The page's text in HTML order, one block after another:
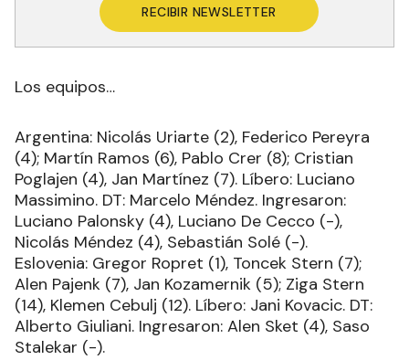
RECIBIR NEWSLETTER
Los equipos…
Argentina: Nicolás Uriarte (2), Federico Pereyra
(4); Martín Ramos (6), Pablo Crer (8); Cristian
Poglajen (4), Jan Martínez (7). Líbero: Luciano
Massimino. DT: Marcelo Méndez. Ingresaron:
Luciano Palonsky (4), Luciano De Cecco (-),
Nicolás Méndez (4), Sebastián Solé (-).
Eslovenia: Gregor Ropret (1), Toncek Stern (7);
Alen Pajenk (7), Jan Kozamernik (5); Ziga Stern
(14), Klemen Cebulj (12). Líbero: Jani Kovacic. DT:
Alberto Giuliani. Ingresaron: Alen Sket (4), Saso
Stalekar (-).